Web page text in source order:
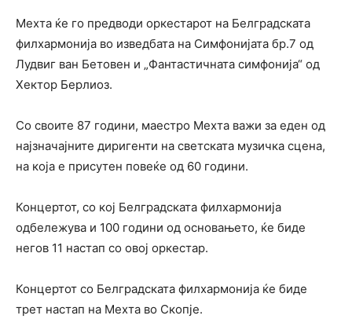
Мехта ќе го предводи оркестарот на Белградската
филхармонија во изведбата на Симфонијата бр.7 од
Лудвиг ван Бетовен и „Фантастичната симфонија“ од
Хектор Берлиоз.
Со своите 87 години, маестро Мехта важи за еден од
најзначајните диригенти на светската музичка сцена,
на која е присутен повеќе од 60 години.
Концертот, со кој Белградската филхармонија
одбележува и 100 години од основањето, ќе биде
негов 11 настап со овој оркестар.
Концертот со Белградската филхармонија ќе биде
трет настап на Мехта во Скопје.